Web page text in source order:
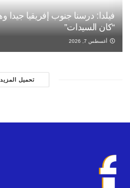
فيلدا: درسنا جنوب إفريقيا جيدا
“كان السيدات”
أغسطس 7, 2026
تحميل المزيد